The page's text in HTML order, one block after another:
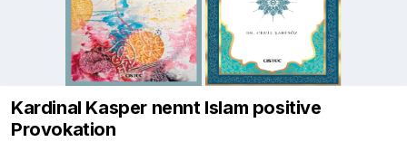
Kardinal Kasper nennt Islam positive
Provokation